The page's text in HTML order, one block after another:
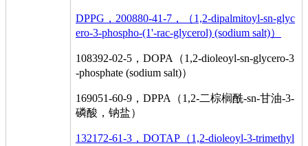
DPPG，200880-41-7，（1,2-dipalmitoyl-sn-glyc
ero-3-phospho-(1'-rac-glycerol) (sodium salt)）
108392-02-5，DOPA（1,2-dioleoyl-sn-glycero-3
-phosphate (sodium salt)）
169051-60-9，DPPA（1,2-二棕榈酰-sn-甘油-3-
磷酸，钠盐）
132172-61-3，DOTAP（1,2-dioleoyl-3-trimethyl